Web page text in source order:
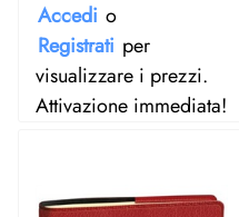
Accedi o
Registrati per
visualizzare i prezzi.
Attivazione immediata!